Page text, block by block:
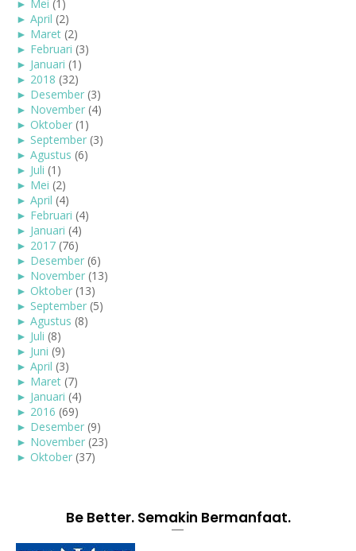
► Mei (1)
► April (2)
► Maret (2)
► Februari (3)
► Januari (1)
► 2018 (32)
► Desember (3)
► November (4)
► Oktober (1)
► September (3)
► Agustus (6)
► Juli (1)
► Mei (2)
► April (4)
► Februari (4)
► Januari (4)
► 2017 (76)
► Desember (6)
► November (13)
► Oktober (13)
► September (5)
► Agustus (8)
► Juli (8)
► Juni (9)
► April (3)
► Maret (7)
► Januari (4)
► 2016 (69)
► Desember (9)
► November (23)
► Oktober (37)
Be Better. Semakin Bermanfaat.